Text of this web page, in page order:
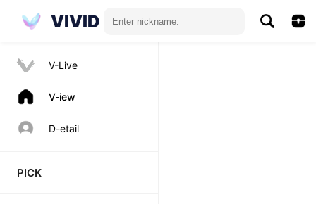
VIVID
V-Live
V-iew
D-etail
PICK